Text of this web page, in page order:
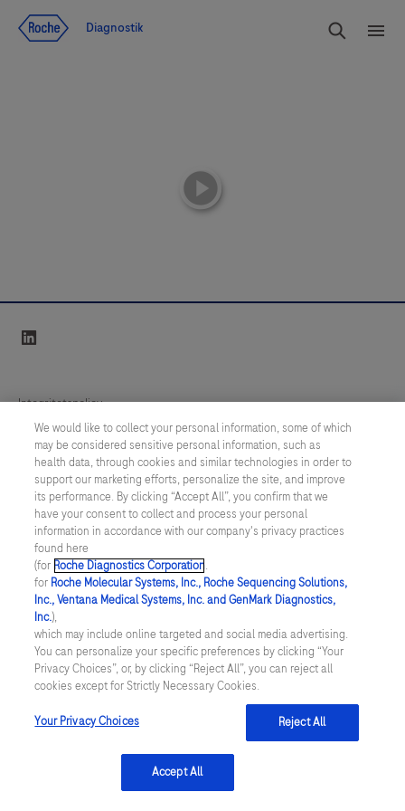
Diagnostik
playicon
Integritetspolicy
Inställningar för cookies
Kontakt
SWEDEN/Svenska
© 2026 Roche Diagnostics Sverige (Roche Diagnostics Scandinavia AB)
Senast uppdaterad: 07.08.2026
Den här webbplatsen är riktad till en bred målgrupp. Det kan
därför förekomma produktinformation eller annan information som
inte är tillämplig för dig eller landet du är verksam i. Observera att
vi inte är ansvariga för eventuell användning av information som
inte uppfyller lagkrav eller regler om godkännande eller
We would like to collect your personal information, some of which
may be considered sensitive personal information, such as
health data, through cookies and similar technologies in order to
support our marketing efforts, personalize the site, and improve
its performance. By clicking “Accept All”, you confirm that we
have your consent to collect and process your personal
information in accordance with our company's privacy practices
found here
(for Roche Diagnostics Corporation.
for Roche Molecular Systems, Inc., Roche Sequencing Solutions,
Inc., Ventana Medical Systems, Inc. and GenMark Diagnostics,
Inc.),
which may include online targeted and social media advertising.
You can personalize your specific preferences by clicking “Your
Privacy Choices”, or, by clicking “Reject All”, you can reject all
cookies except for Strictly Necessary Cookies.
Your Privacy Choices Reject All
Accept All